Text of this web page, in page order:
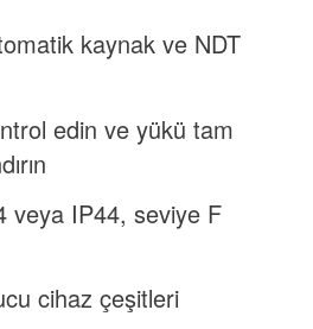
kaynak ve NDT
edin ve yükü tam
veya IP44, seviye F
cihaz çeşitleri